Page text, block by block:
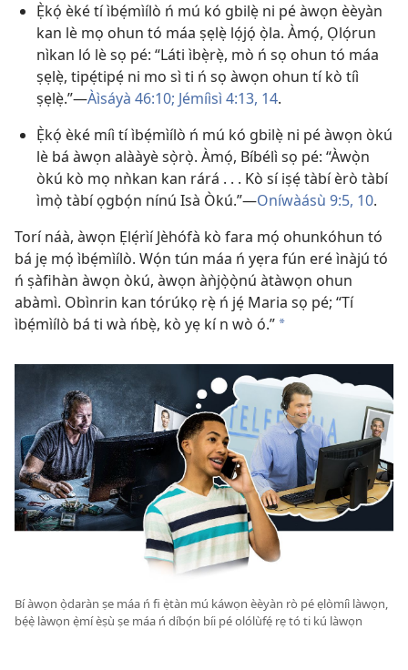
Ẹ̀kọ́ èké tí ìbẹ́mìílò ń mú kó gbilẹ̀ ni pé àwọn èèyàn
kan lè mọ ohun tó máa ṣẹlẹ̀ lọ́jọ́ ọ̀la. Àmọ́, Ọlọ́run
nìkan ló lè sọ pé: “Láti ìbẹ̀rẹ̀, mò ń sọ ohun tó máa
ṣẹlẹ̀, tipẹ́tipẹ́ ni mo sì ti ń sọ àwọn ohun tí kò tíì
ṣẹlẹ̀.”—Àìsáyà 46:10; Jémíìsì 4:13, 14.
Ẹ̀kọ́ èké míì tí ìbẹ́mìílò ń mú kó gbilẹ̀ ni pé àwọn òkú
lè bá àwọn alààyè sọ̀rọ̀. Àmọ́, Bíbélì sọ pé: “Àwọ̀n
òkú kò mọ nǹkan kan rárá . . . Kò sí iṣẹ́ tàbí èrò tàbí
ìmọ̀ tàbí ọgbọ́n nínú Isà Òkú.”—Oníwàásù 9:5, 10.
Torí náà, àwọn Ẹlẹ́rìí Jèhófà kò fara mọ́ ohunkóhun tó
bá jẹ mọ́ ìbẹ́mìílò. Wọ́n tún máa ń yẹra fún eré ìnàjú tó
ń ṣàfihàn àwọn òkú, àwọn àǹjọ̀ọ̀nú àtàwọn ohun
abàmì. Obìnrin kan tórúkọ rẹ̀ ń jẹ́ Maria sọ pé; “Tí
ìbẹ́mìílò bá ti wà ńbẹ̀, kò yẹ kí n wò ó.” a
Bí àwọn ọ̀daràn ṣe máa ń fi ẹ̀tàn mú káwọn èèyàn rò pé ẹlòmíì làwọn,
bẹ́ẹ̀ làwọn ẹ̀mí èṣù ṣe máa ń díbọ́n bíi pé olólùfẹ́ rẹ tó ti kú làwọn